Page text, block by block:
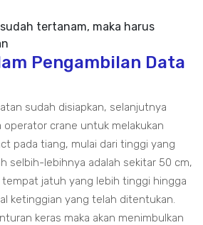
tertanam, maka harus
Pengambilan Data
sudah disiapkan, selanjutnya
operator crane untuk melakukan
pada tiang, mulai dari tinggi yang
selbih-lebihnya adalah sekitar 50 cm,
tempat jatuh yang lebih tinggi hingga
ketinggian yang telah ditentukan.
keras maka akan menimbulkan